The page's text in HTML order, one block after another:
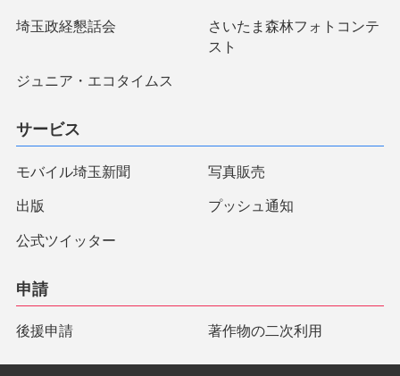
埼玉政経懇話会
さいたま森林フォトコンテ
スト
ジュニア・エコタイムス
サービス
モバイル埼玉新聞 写真販売
出版 プッシュ通知
公式ツイッター
申請
後援申請 著作物の二次利用